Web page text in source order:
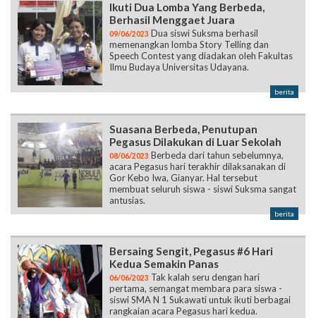
Ikuti Dua Lomba Yang Berbeda,
Berhasil Menggaet Juara
09/06/2023 Dua siswi Suksma berhasil
memenangkan lomba Story Telling dan
Speech Contest yang diadakan oleh Fakultas
Ilmu Budaya Universitas Udayana.
berita
Suasana Berbeda, Penutupan
Pegasus Dilakukan di Luar Sekolah
08/06/2023 Berbeda dari tahun sebelumnya,
acara Pegasus hari terakhir dilaksanakan di
Gor Kebo Iwa, Gianyar. Hal tersebut
membuat seluruh siswa - siswi Suksma sangat
antusias.
berita
Bersaing Sengit, Pegasus #6 Hari
Kedua Semakin Panas
06/06/2023 Tak kalah seru dengan hari
pertama, semangat membara para siswa -
siswi SMA N 1 Sukawati untuk ikuti berbagai
rangkaian acara Pegasus hari kedua.